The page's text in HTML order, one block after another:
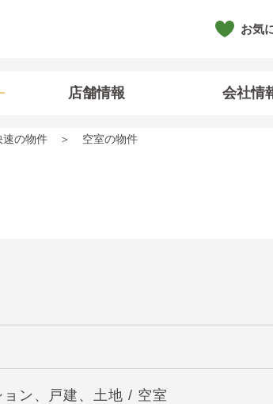
お気
店舗情報 会社情
速の物件 空室の物件
ン、戸建、土地 / 空室